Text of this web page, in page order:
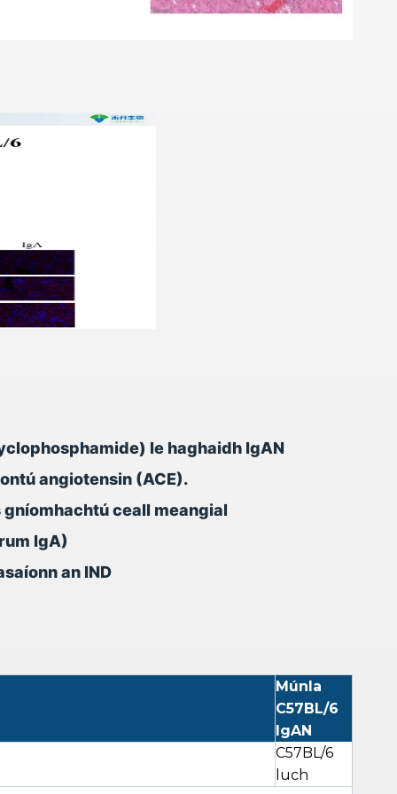
le haghaidh IgAN
angiotensin (ACE).
ceall meangial
IgA)
an IND
Múnla
C57BL/6
IgAN
C57BL/6
luch